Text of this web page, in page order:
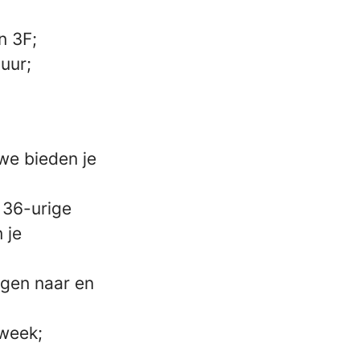
3F;
bieden je
36-urige
je
naar en